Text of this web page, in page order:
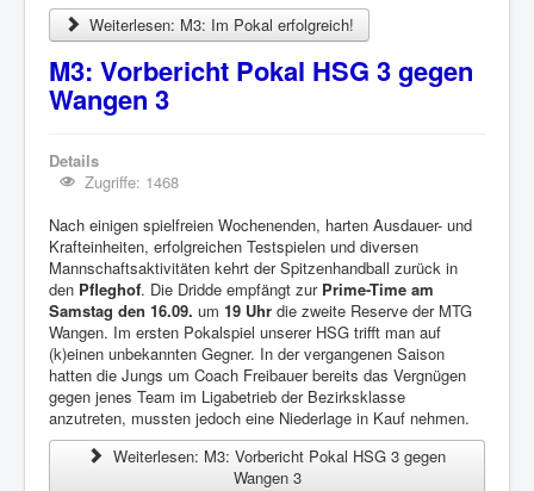
Weiterlesen: M3: Im Pokal erfolgreich!
M3: Vorbericht Pokal HSG 3 gegen
Wangen 3
Details
Zugriffe: 1468
Nach einigen spielfreien Wochenenden, harten Ausdauer- und
Krafteinheiten, erfolgreichen Testspielen und diversen
Mannschaftsaktivitäten kehrt der Spitzenhandball zurück in
den Pfleghof. Die Dridde empfängt zur Prime-Time am
Samstag den 16.09. um 19 Uhr die zweite Reserve der MTG
Wangen. Im ersten Pokalspiel unserer HSG trifft man auf
(k)einen unbekannten Gegner. In der vergangenen Saison
hatten die Jungs um Coach Freibauer bereits das Vergnügen
gegen jenes Team im Ligabetrieb der Bezirksklasse
anzutreten, mussten jedoch eine Niederlage in Kauf nehmen.
Weiterlesen: M3: Vorbericht Pokal HSG 3 gegen
Wangen 3